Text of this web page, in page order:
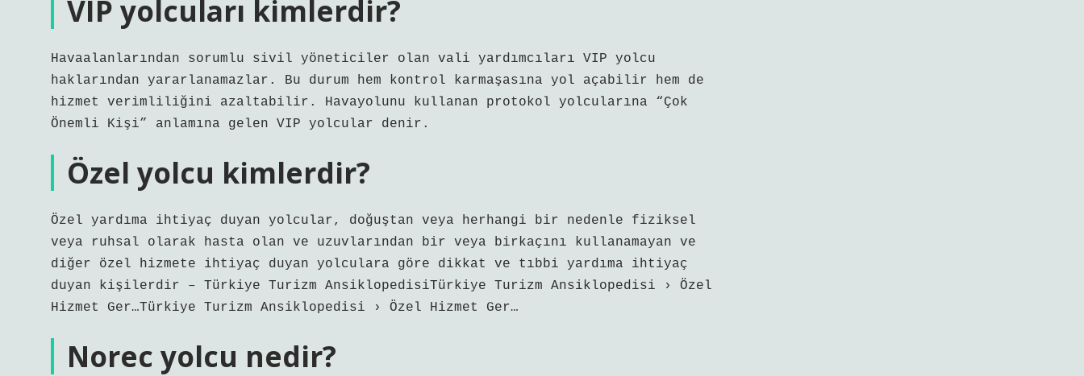
VIP yolcuları kimlerdir?
Havaalanlarından sorumlu sivil yöneticiler olan vali yardımcıları VIP yolcu
haklarından yararlanamazlar. Bu durum hem kontrol karmaşasına yol açabilir hem de
hizmet verimliliğini azaltabilir. Havayolunu kullanan protokol yolcularına “Çok
Önemli Kişi” anlamına gelen VIP yolcular denir.
Özel yolcu kimlerdir?
Özel yardıma ihtiyaç duyan yolcular, doğuştan veya herhangi bir nedenle fiziksel
veya ruhsal olarak hasta olan ve uzuvlarından bir veya birkaçını kullanamayan ve
diğer özel hizmete ihtiyaç duyan yolculara göre dikkat ve tıbbi yardıma ihtiyaç
duyan kişilerdir – Türkiye Turizm AnsiklopedisiTürkiye Turizm Ansiklopedisi › Özel
Hizmet Ger…Türkiye Turizm Ansiklopedisi › Özel Hizmet Ger…
Norec yolcu nedir?